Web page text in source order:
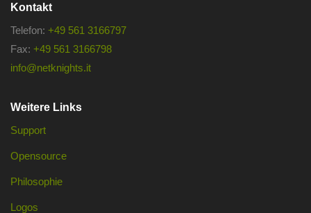
Kontakt
Telefon: +49 561 3166797
Fax: +49 561 3166798
info@netknights.it
Weitere Links
Support
Opensource
Philosophie
Logos